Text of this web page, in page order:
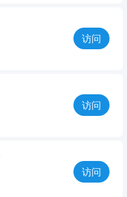
访问
访问
访问